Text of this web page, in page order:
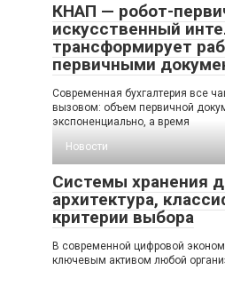
КНАП — робот-
искусственный
трансформирует
первичными
Современная бухгалтерия все
вызовом: объем первичной
экспоненциально, а время
Новости
Системы хранения
архитектура,
критерии выбора
В современной цифровой
ключевым активом любой